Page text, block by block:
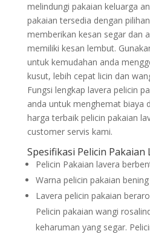
melindungi pakaian keluarga
pakaian tersedia dengan
memberikan kesan segar dan
memiliki kesan lembut.
untuk kemudahan anda
kusut, lebih cepat licin dan
Fungsi lengkap lavera pelicin
anda untuk menghemat biaya
harga terbaik pelicin pakaian
customer servis kami.
Spesifikasi Pelicin Pakaian
Pelicin Pakaian lavera
Warna pelicin pakaian bening
Lavera pelicin pakaian
Pelicin pakaian wangi
keharuman yang segar.